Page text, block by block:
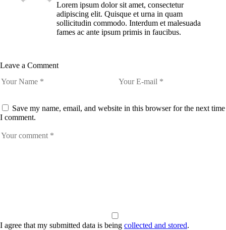
Lorem ipsum dolor sit amet, consectetur
adipiscing elit. Quisque et urna in quam
sollicitudin commodo. Interdum et malesuada
fames ac ante ipsum primis in faucibus.
Leave a Comment
Save my name, email, and website in this browser for the next time
I comment.
I agree that my submitted data is being collected and stored.